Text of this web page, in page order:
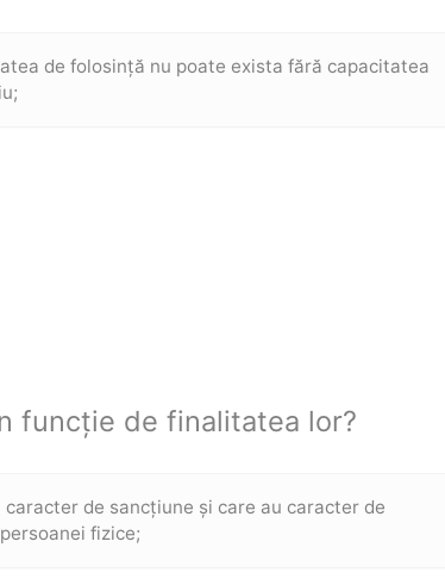
de folosință nu poate exista fără capacitatea
funcție de finalitatea lor?
caracter de sancțiune și care au caracter de
fizice;